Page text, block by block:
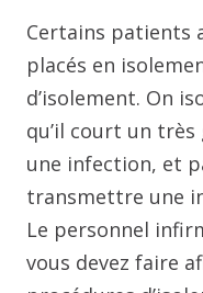
Certains patients
placés en
d’isolement. On
qu’il court un
une infection, et
transmettre une
Le personnel
vous devez faire